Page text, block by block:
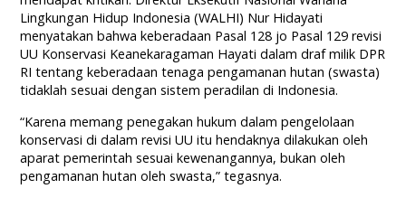
Lingkungan Hidup Indonesia (WALHI) Nur Hidayati
menyatakan bahwa keberadaan Pasal 128 jo Pasal 129 revisi
UU Konservasi Keanekaragaman Hayati dalam draf milik DPR
RI tentang keberadaan tenaga pengamanan hutan (swasta)
tidaklah sesuai dengan sistem peradilan di Indonesia.
“Karena memang penegakan hukum dalam pengelolaan
konservasi di dalam revisi UU itu hendaknya dilakukan oleh
aparat pemerintah sesuai kewenangannya, bukan oleh
pengamanan hutan oleh swasta,” tegasnya.